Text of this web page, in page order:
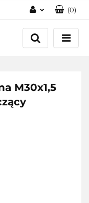
Zaloguj się
Zarejestruj się
(0)
M30x1,5